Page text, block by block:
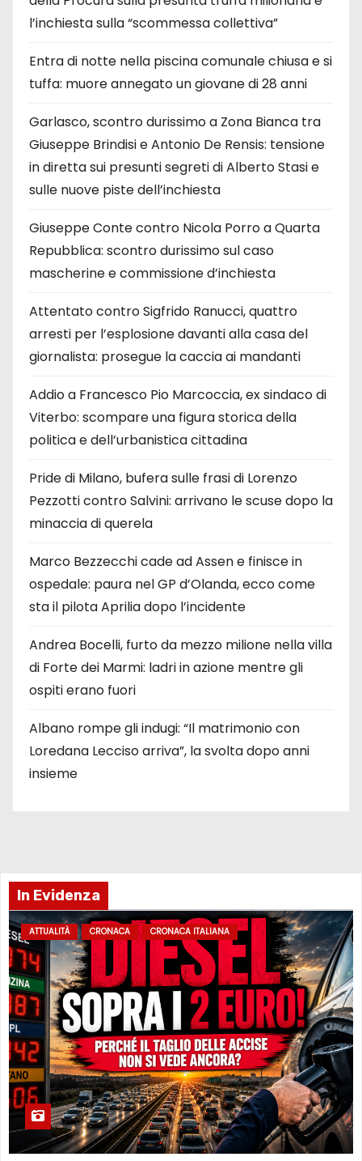
l’inchiesta sulla “scommessa collettiva”
Entra di notte nella piscina comunale chiusa e si
tuffa: muore annegato un giovane di 28 anni
Garlasco, scontro durissimo a Zona Bianca tra
Giuseppe Brindisi e Antonio De Rensis: tensione
in diretta sui presunti segreti di Alberto Stasi e
sulle nuove piste dell’inchiesta
Giuseppe Conte contro Nicola Porro a Quarta
Repubblica: scontro durissimo sul caso
mascherine e commissione d’inchiesta
Attentato contro Sigfrido Ranucci, quattro
arresti per l’esplosione davanti alla casa del
giornalista: prosegue la caccia ai mandanti
Addio a Francesco Pio Marcoccia, ex sindaco di
Viterbo: scompare una figura storica della
politica e dell’urbanistica cittadina
Pride di Milano, bufera sulle frasi di Lorenzo
Pezzotti contro Salvini: arrivano le scuse dopo la
minaccia di querela
Marco Bezzecchi cade ad Assen e finisce in
ospedale: paura nel GP d’Olanda, ecco come
sta il pilota Aprilia dopo l’incidente
Andrea Bocelli, furto da mezzo milione nella villa
di Forte dei Marmi: ladri in azione mentre gli
ospiti erano fuori
Albano rompe gli indugi: “Il matrimonio con
Loredana Lecciso arriva”, la svolta dopo anni
insieme
In Evidenza
ATTUALITÀ CRONACA CRONACA ITALIANA